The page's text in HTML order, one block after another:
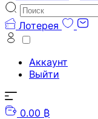
Лотерея
Аккаунт
Выйти
0.00 ₿